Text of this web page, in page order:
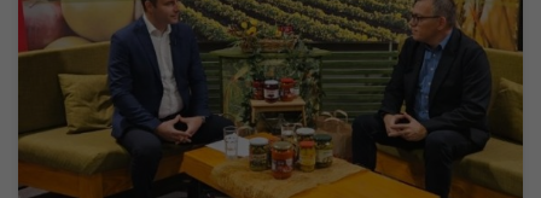
уређује новинар Драган Првуловић, мр Синиша Гајин
руководилац Службе информисања и пословних комуникација
ЈКП „Водовод и канализација“ Зрењанин говорио је о
актуелним радовима овог предузећа у граду и насељеним
местима. У граду се изводе завршни радови у оквиру Прве